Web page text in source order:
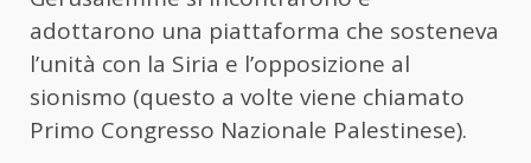
adottarono una piattaforma che sosteneva
l’unità con la Siria e l’opposizione al
sionismo (questo a volte viene chiamato
Primo Congresso Nazionale Palestinese).